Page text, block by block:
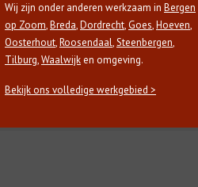
Wij zijn onder anderen werkzaam in Bergen
op Zoom,Breda,Dordrecht, Goes,Hoeven,
Oosterhout,Roosendaal,Steenbergen,
Tilburg,Waalwijken omgeving.
Bekijk ons volledige werkgebied >